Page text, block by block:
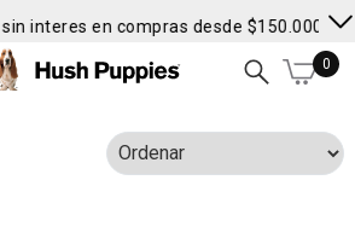
interes en compras desde $150.000 •
0